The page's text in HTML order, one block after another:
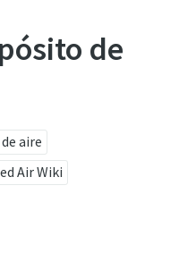
de Atlas Copco
de
aire
Air Wiki